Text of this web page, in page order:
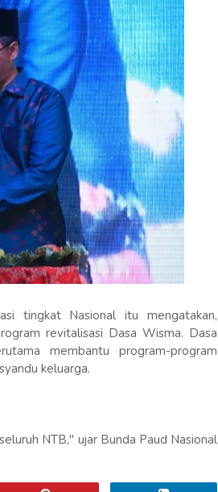
tingkat Nasional itu mengatakan,
revitalisasi Dasa Wisma. Dasa
membantu program-program
keluarga.
NTB," ujar Bunda Paud Nasional